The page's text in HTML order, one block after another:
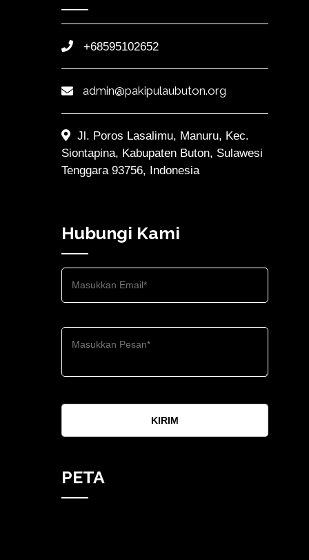
+68595102652
admin@pakipulaubuton.org
Jl. Poros Lasalimu, Manuru, Kec.
Siontapina, Kabupaten Buton, Sulawesi
Tenggara 93756, Indonesia
Hubungi Kami
KIRIM
PETA